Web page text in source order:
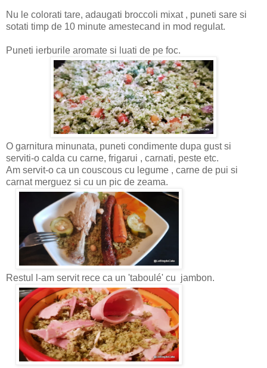
Nu le colorati tare, adaugati broccoli mixat , puneti sare si
sotati timp de 10 minute amestecand in mod regulat.
Puneti ierburile aromate si luati de pe foc.
O garnitura minunata, puneti condimente dupa gust si
serviti-o calda cu carne, frigarui , carnati, peste etc.
Am servit-o ca un couscous cu legume , carne de pui si
carnat merguez si cu un pic de zeama.
Restul l-am servit rece ca un 'taboulé' cu jambon.